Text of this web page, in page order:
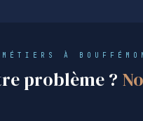
À
problème ?